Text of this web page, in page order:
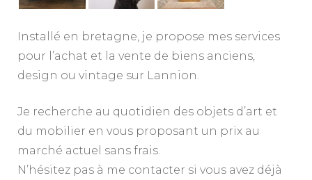
Installé en bretagne, je propose mes services
pour l’achat et la vente de biens anciens,
design ou vintage sur Lannion.
Je recherche au quotidien des objets d’art et
du mobilier en vous proposant un prix au
marché actuel sans frais.
N’hésitez pas à me contacter si vous avez déjà